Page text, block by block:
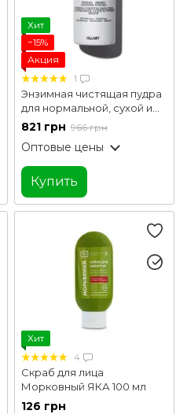
Хит
−15%
Акция
1
Энзимная чистящая пудра
для нормальной, сухой и
чувствительной кожи
Enzyme Probio Cleanser
Powder Hillary 40 г
821 грн 966 грн
Оптовые цены
Купить
Хит
4
Скраб для лица
Морковный ЯКА 100 мл
126 грн